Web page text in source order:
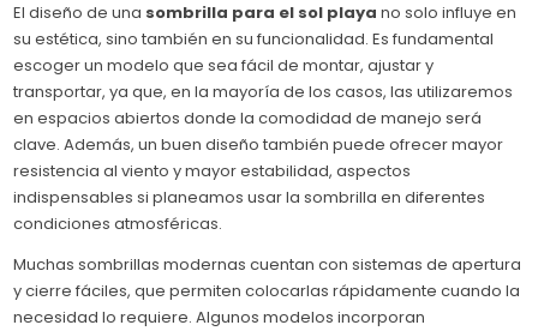
El diseño de una sombrilla para el sol playa no solo influye en
su estética, sino también en su funcionalidad. Es fundamental
escoger un modelo que sea fácil de montar, ajustar y
transportar, ya que, en la mayoría de los casos, las utilizaremos
en espacios abiertos donde la comodidad de manejo será
clave. Además, un buen diseño también puede ofrecer mayor
resistencia al viento y mayor estabilidad, aspectos
indispensables si planeamos usar la sombrilla en diferentes
condiciones atmosféricas.
Muchas sombrillas modernas cuentan con sistemas de apertura
y cierre fáciles, que permiten colocarlas rápidamente cuando la
necesidad lo requiere. Algunos modelos incorporan